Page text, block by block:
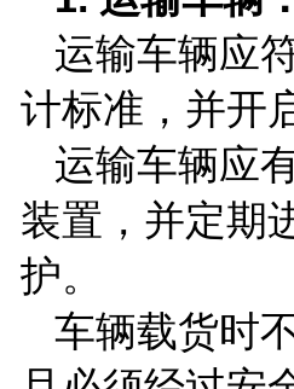
运输车辆应
计标准，并开
运输车辆应
装置，并定期
护。
车辆载货时